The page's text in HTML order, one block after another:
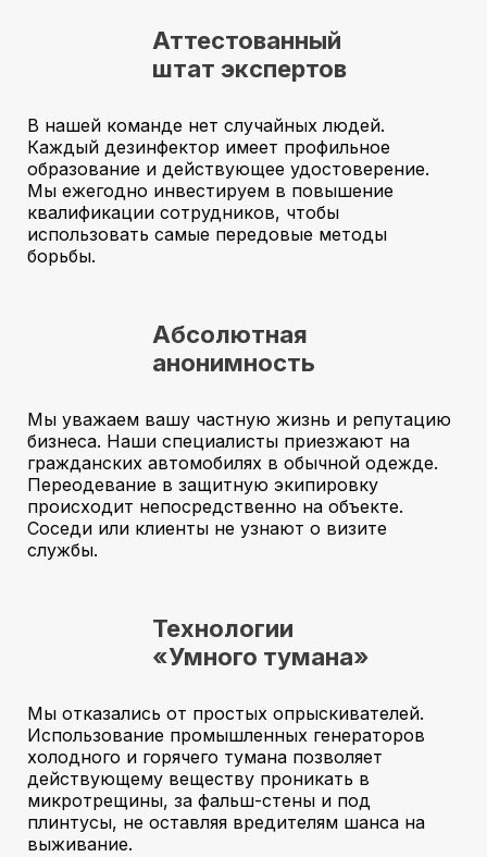
Аттестованный
штат экспертов
В нашей команде нет случайных людей.
Каждый дезинфектор имеет профильное
образование и действующее удостоверение.
Мы ежегодно инвестируем в повышение
квалификации сотрудников, чтобы
использовать самые передовые методы
борьбы.
Абсолютная
анонимность
Мы уважаем вашу частную жизнь и репутацию
бизнеса. Наши специалисты приезжают на
гражданских автомобилях в обычной одежде.
Переодевание в защитную экипировку
происходит непосредственно на объекте.
Соседи или клиенты не узнают о визите
службы.
Технологии
«Умного тумана»
Мы отказались от простых опрыскивателей.
Использование промышленных генераторов
холодного и горячего тумана позволяет
действующему веществу проникать в
микротрещины, за фальш-стены и под
плинтусы, не оставляя вредителям шанса на
выживание.